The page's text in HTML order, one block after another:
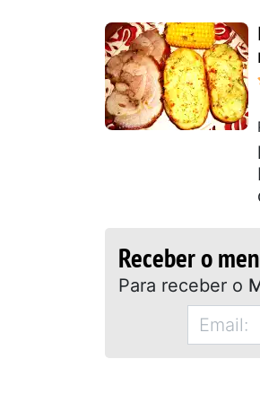
Receber o
Para receber o